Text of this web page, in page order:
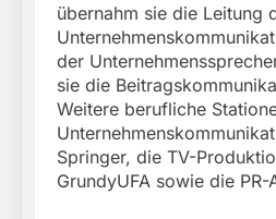
übernahm sie die Leitung
der
sie die
Weitere berufliche
Springer, die TV-
GrundyUFA sowie die